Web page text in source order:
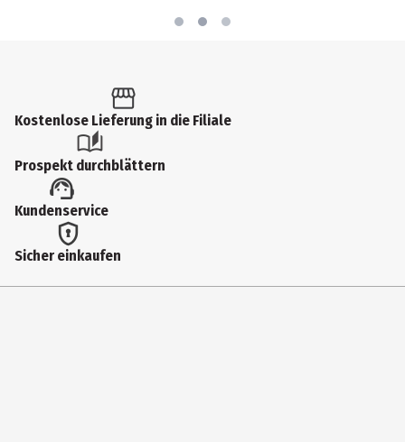
Kostenlose Lieferung in die Filiale
Prospekt durchblättern
Kundenservice
Sicher einkaufen